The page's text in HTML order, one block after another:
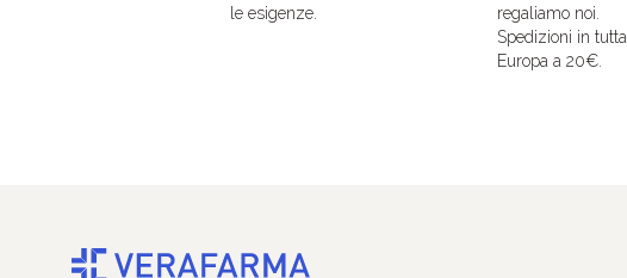
le esigenze.
regaliamo noi.
Spedizioni in tutta
Europa a 20€.